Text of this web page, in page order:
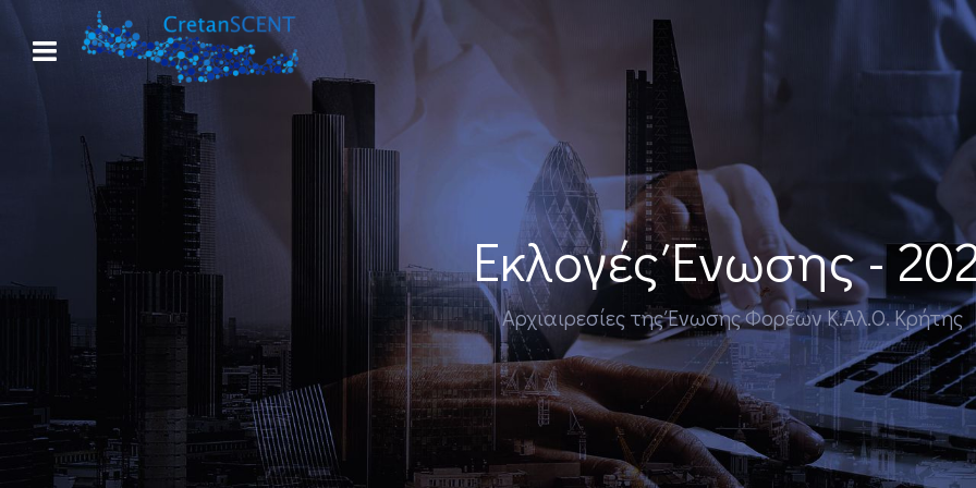
Εκλογές Ένωσης -
Αρχιαιρεσίες της Ένωσης Φορέων Κ.Αλ.Ο. Κρήτης